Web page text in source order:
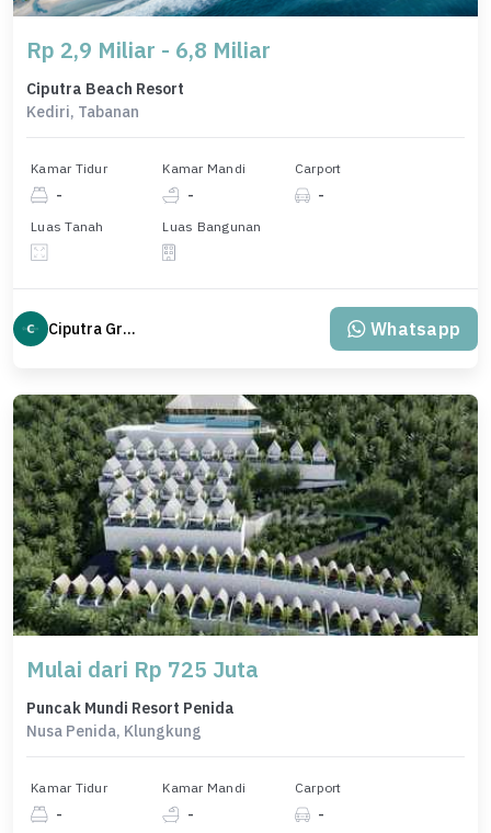
Rp 2,9 Miliar - 6,8 Miliar
Ciputra Beach Resort
Kediri, Tabanan
Kamar Tidur
-
Kamar Mandi
-
Carport
-
Luas Tanah Luas Bangunan
Ciputra Group Whatsapp
Mulai dari Rp 725 Juta
Puncak Mundi Resort Penida
Nusa Penida, Klungkung
Kamar Tidur
-
Kamar Mandi
-
Carport
-